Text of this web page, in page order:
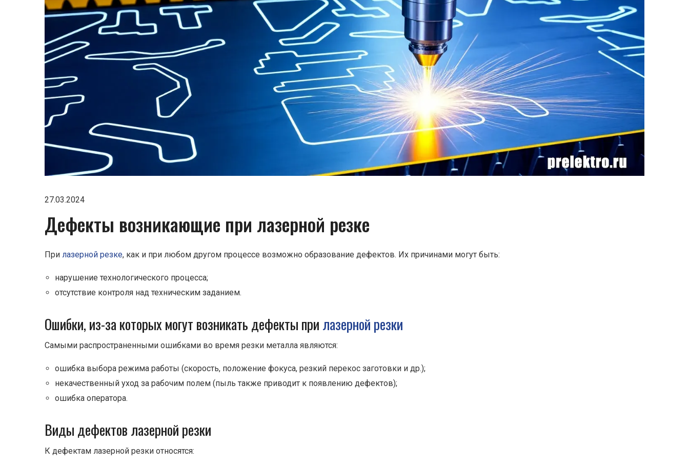
27.03.2024
Дефекты возникающие при лазерной резке
При лазерной резке, как и при любом другом процессе возможно образование дефектов. Их причинами могут быть:
нарушение технологического процесса;
отсутствие контроля над техническим заданием.
Ошибки, из-за которых могут возникать дефекты при лазерной резки
Самыми распространенными ошибками во время резки металла являются:
ошибка выбора режима работы (скорость, положение фокуса, резкий перекос заготовки и др.);
некачественный уход за рабочим полем (пыль также приводит к появлению дефектов);
ошибка оператора.
Виды дефектов лазерной резки
К дефектам лазерной резки относятся: